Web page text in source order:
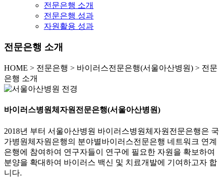
전문은행 소개
전문은행 성과
자원활용 성과
전문은행 소개
HOME > 전문은행 > 바이러스전문은행(서울아산병원) > 전문
은행 소개
바이러스병원체자원전문은행(서울아산병원)
2018년 부터 서울아산병원 바이러스병원체자원전문은행은 국
가병원체자원은행의 분야별바이러스전문은행 네트워크 연계
은행에 참여하여 연구자들이 연구에 필요한 자원을 확보하여
분양을 확대하여 바이러스 백신 및 치료개발에 기여하고자 합
니다.